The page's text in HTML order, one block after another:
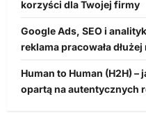
korzyści dla Twojej firmy
Google Ads, SEO i
reklama pracowała
Human to Human (H2H)
opartą na autentycznych